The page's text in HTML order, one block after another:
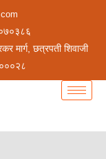
मार्ग, छत्रपती शिवाजी